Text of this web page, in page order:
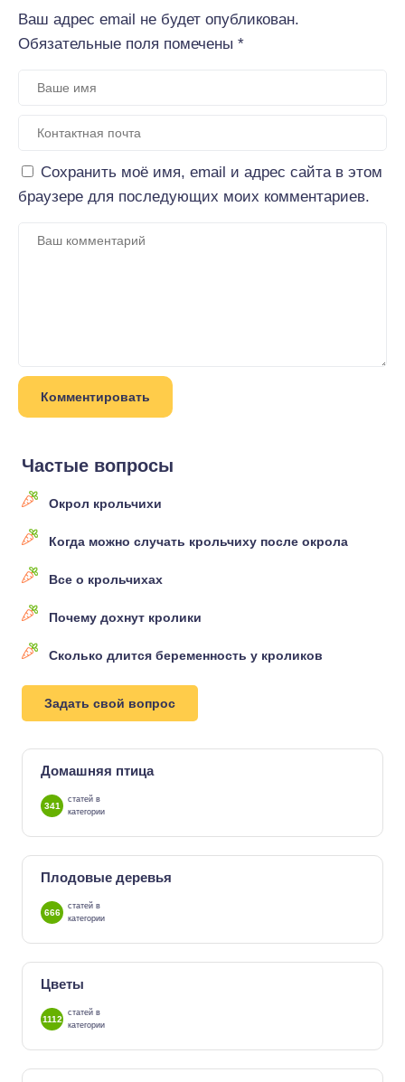
Ваш адрес email не будет опубликован.
Обязательные поля помечены *
Сохранить моё имя, email и адрес сайта в этом
браузере для последующих моих комментариев.
Частые вопросы
Окрол крольчихи
Когда можно случать крольчиху после окрола
Все о крольчихах
Почему дохнут кролики
Сколько длится беременность у кроликов
Задать свой вопрос
Домашняя птица
341
статей в
категории
Плодовые деревья
666
статей в
категории
Цветы
1112
статей в
категории